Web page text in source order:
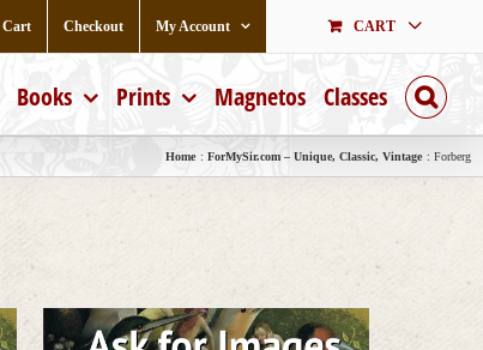
Cart Checkout My Account CART
Books Prints Magnetos Classes
Home ForMySir.com – Unique, Classic, Vintage Forberg